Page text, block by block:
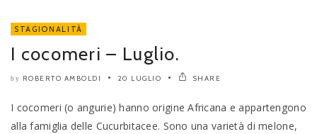
STAGIONALITÀ
I cocomeri – Luglio.
by ROBERTO AMBOLDI 20 LUGLIO SHARE
I cocomeri (o angurie) hanno origine Africana e appartengono
alla famiglia delle Cucurbitacee. Sono una varietà di melone,